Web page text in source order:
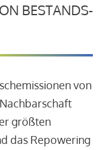
BESTANDS-
von
größten
das Repowering